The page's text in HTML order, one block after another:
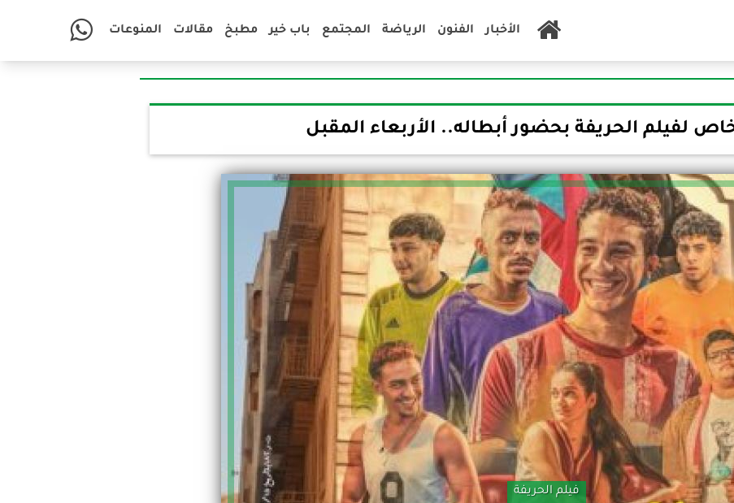
الأخبار الفنون الرياضة المجتمع باب خير مطبخ مقالات المنوعات
لفيلم الحريفة بحضور أبطاله.. الأربعاء المقبل
فيلم الحريفة